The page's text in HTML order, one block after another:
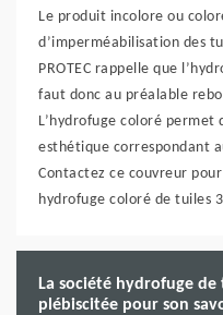
Le produit incolore ou
d’imperméabilisation des
PROTEC rappelle que
faut donc au préalable
L’hydrofuge coloré permet
esthétique correspondant
Contactez ce couvreur
hydrofuge coloré de tuiles
La société hydrofuge de
plébiscitée pour son